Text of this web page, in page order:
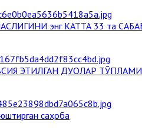
энг КАТТА 33 та
ЭТИЛГАН ДУОЛАР ТЎПЛАМИ
саҳоба